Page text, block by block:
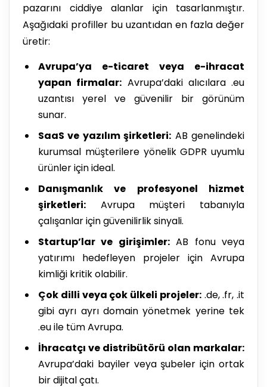
pazarını ciddiye alanlar için tasarlanmıştır.
Aşağıdaki profiller bu uzantıdan en fazla değer
üretir:
Avrupa’ya e-ticaret veya e-ihracat
yapan firmalar: Avrupa’daki alıcılara .eu
uzantısı yerel ve güvenilir bir görünüm
sunar.
SaaS ve yazılım şirketleri: AB genelindeki
kurumsal müşterilere yönelik GDPR uyumlu
ürünler için ideal.
Danışmanlık ve profesyonel hizmet
şirketleri: Avrupa müşteri tabanıyla
çalışanlar için güvenilirlik sinyali.
Startup’lar ve girişimler:AB fonu veya
yatırımı hedefleyen projeler için Avrupa
kimliği kritik olabilir.
Çok dilli veya çok ülkeli projeler:.de, .fr, .it
gibi ayrı ayrı domain yönetmek yerine tek
.eu ile tüm Avrupa.
İhracatçı ve distribütörü olan markalar:
Avrupa’daki bayiler veya şubeler için ortak
bir dijital çatı.